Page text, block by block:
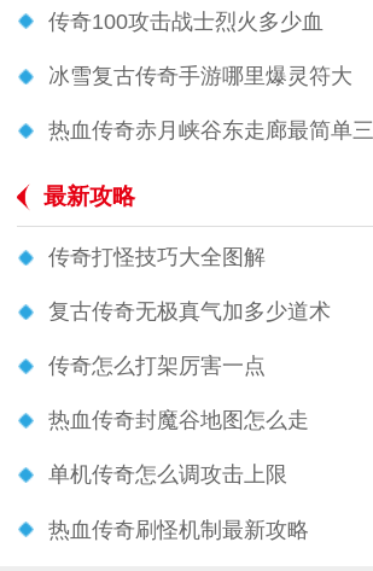
传奇100攻击战士烈火多少血
冰雪复古传奇手游哪里爆灵符大
热血传奇赤月峡谷东走廊最简单
最新攻略
传奇打怪技巧大全图解
复古传奇无极真气加多少道术
传奇怎么打架厉害一点
热血传奇封魔谷地图怎么走
单机传奇怎么调攻击上限
热血传奇刷怪机制最新攻略